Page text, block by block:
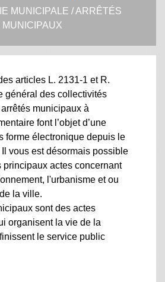
MUNICIPALE /ARRÊTÉS
MUNICIPAUX
articles L. 2131-1 et R.
général des collectivités
municipaux à
font l’objet d’une
forme électronique depuis le
vous est désormais possible
principaux actes concernant
l'urbanisme et ou
la ville.
sont des actes
organisent la vie de la
le service public